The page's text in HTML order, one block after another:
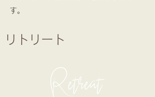
す。
​リトリート